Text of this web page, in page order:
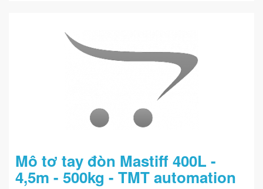
Mô tơ tay đòn Mastiff 400L -
4,5m - 500kg - TMT automation